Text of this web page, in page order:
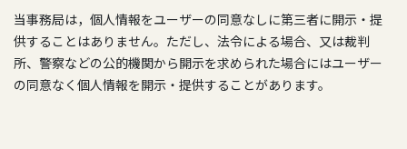
当事務局は，個人情報をユーザーの同意なしに第三者に開示・提
供することはありません。ただし、法令による場合、又は裁判
所、警察などの公的機関から開示を求められた場合にはユーザー
の同意なく個人情報を開示・提供することがあります。